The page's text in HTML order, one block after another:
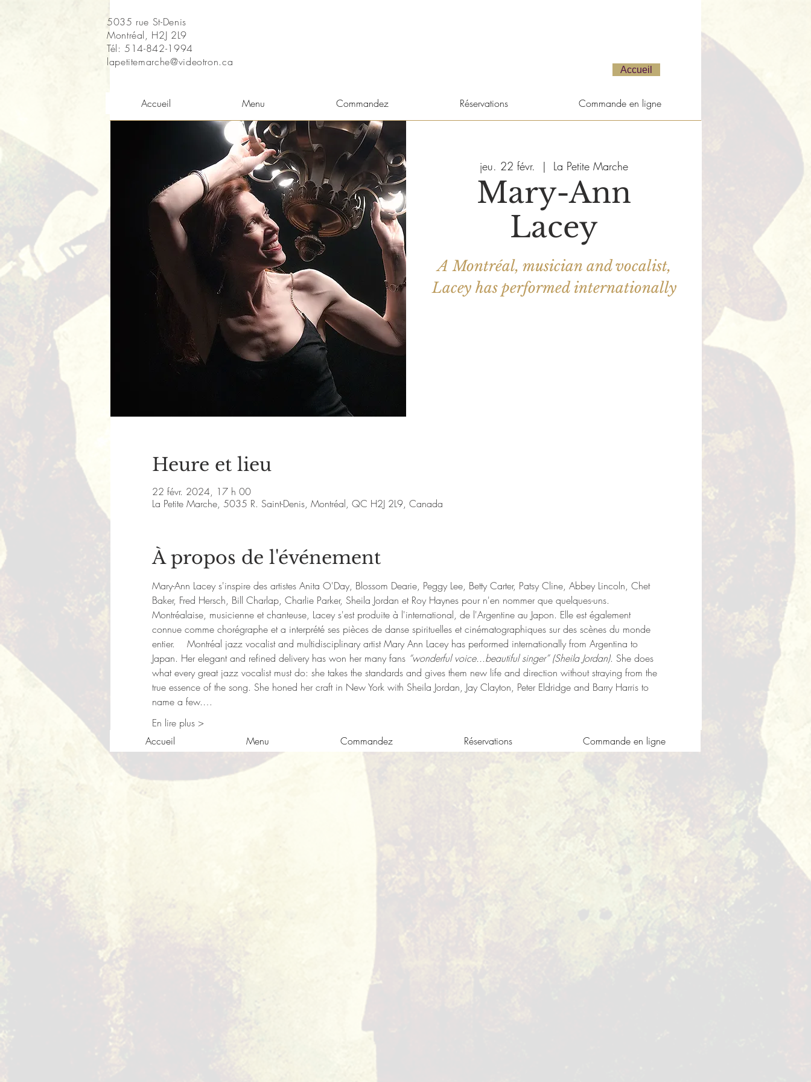
5035 rue St-Denis
Montréal, H2J 2L9
Tél: 514-842-1994
lapetitemarche@videotron.ca
Accueil
Accueil Menu Commandez Réservations Commande en ligne
jeu. 22 févr.
  |
La Petite Marche
Mary-Ann
Lacey
A Montréal, musician and vocalist,
Lacey has performed internationally
Heure et lieu
22 févr. 2024, 17 h 00
La Petite Marche, 5035 R. Saint-Denis, Montréal, QC H2J 2L9, Canada
À propos de l'événement
Mary-Ann Lacey s'inspire des artistes Anita O'Day, Blossom Dearie, Peggy Lee, Betty Carter, Patsy Cline, Abbey Lincoln, Chet
Baker, Fred Hersch, Bill Charlap, Charlie Parker, Sheila Jordan et Roy Haynes pour n'en nommer que quelques-uns.
Montréalaise, musicienne et chanteuse, Lacey s'est produite à l'international, de l'Argentine au Japon. Elle est également
connue comme chorégraphe et a interprété ses pièces de danse spirituelles et cinématographiques sur des scènes du monde
entier.    Montréal jazz vocalist and multidisciplinary artist Mary Ann Lacey has performed internationally from Argentina to
Japan. Her elegant and refined delivery has won her many fans “wonderful voice...beautiful singer” (Sheila Jordan). She does
what every great jazz vocalist must do: she takes the standards and gives them new life and direction without straying from the
true essence of the song. She honed her craft in New York with Sheila Jordan, Jay Clayton, Peter Eldridge and Barry Harris to
name a few.…
En lire plus >
Accueil
Menu Commandez Réservations Commande en ligne